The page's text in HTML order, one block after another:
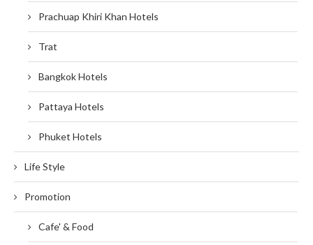
Prachuap Khiri Khan Hotels
Trat
Bangkok Hotels
Pattaya Hotels
Phuket Hotels
Life Style
Promotion
Cafe' & Food